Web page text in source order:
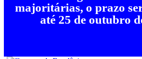
majoritárias, o prazo
até 25 de outubro